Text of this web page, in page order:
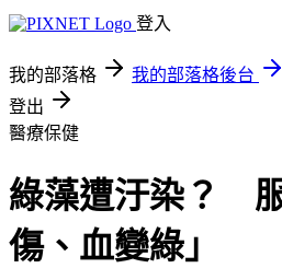
登入
我的部落格 我的部落格後台
登出
醫療保健
綠藻遭汙染？
傷、血變綠」